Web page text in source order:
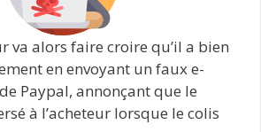
va alors faire croire qu’il a bien
en envoyant un faux e-
Paypal, annonçant que le
à l’acheteur lorsque le colis